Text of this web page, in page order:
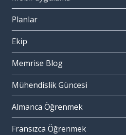
Planlar
Ekip
Memrise Blog
Mühendislik Güncesi
Almanca Öğrenmek
Fransızca Öğrenmek